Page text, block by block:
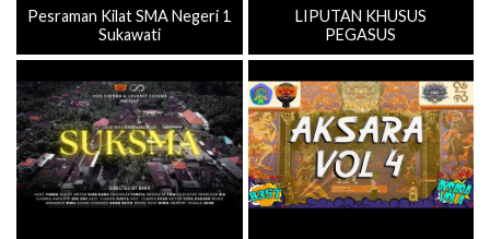
Pesraman Kilat SMA Negeri 1
Sukawati
LIPUTAN KHUSUS
PEGASUS